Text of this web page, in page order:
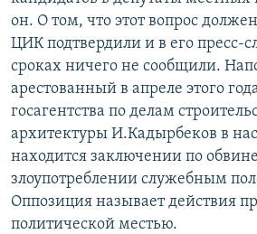
он. О том, что этот вопрос
ЦИК подтвердили и в его пресс-
сроках ничего не сообщили.
арестованный в апреле этого
госагентства по делам
архитектуры И.Кадырбеков в
находится заключении по
злоупотреблении служебным
Оппозиция называет действия
политической местью.